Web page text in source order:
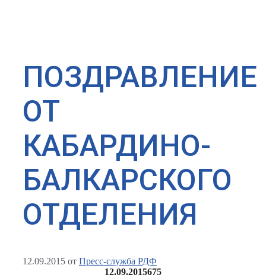
ПОЗДРАВЛЕНИЕ
ОТ
КАБАРДИНО-
БАЛКАРСКОГО
ОТДЕЛЕНИЯ
12.09.2015 от Пресс-служба РДФ
12.09.2015675